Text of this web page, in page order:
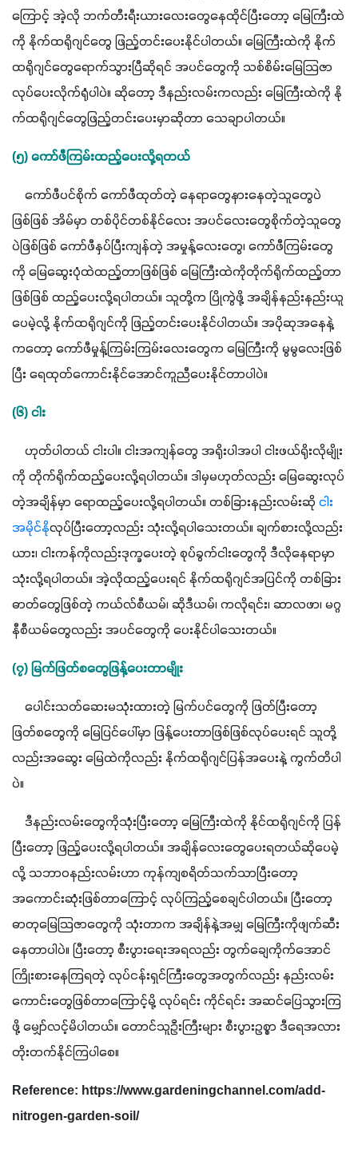
ကြောင့် အဲ့လို ဘက်တီးရီးယားလေးတွေနေထိုင်ပြီးတော့ မြေကြီးထဲ
ကို နိုက်ထရိုဂျင်တွေ ဖြည့်တင်းပေးနိုင်ပါတယ်။ မြေကြီးထဲကို နိုက်
ထရိုဂျင်တွေရောက်သွားပြီဆိုရင် အပင်တွေကို သစ်စိမ်းမြေသြဇာ
လုပ်ပေးလိုက်ရုံပါပဲ။ ဆိုတော့ ဒီနည်းလမ်းကလည်း မြေကြီးထဲကို နို
က်ထရိုဂျင်တွေဖြည့်တင်းပေးမှာဆိုတာ သေချာပါတယ်။
(၅) ကော်ဖီကြမ်းထည့်ပေးလို့ရတယ်
ကော်ဖီပင်စိုက် ကော်ဖီထုတ်တဲ့ နေရာတွေနားနေတဲ့သူတွေပဲ
ဖြစ်ဖြစ် အိမ်မှာ တစ်ပိုင်တစ်နိုင်လေး အပင်လေးတွေစိုက်တဲ့သူတွေ
ပဲဖြစ်ဖြစ် ကော်ဖီနှပ်ပြီးကျန်တဲ့ အမှုန့်လေးတွေ၊ ကော်ဖီကြမ်းတွေ
ကို မြေဆွေးပုံထဲထည့်တာဖြစ်ဖြစ် မြေကြီးထဲကိုတိုက်ရိုက်ထည့်တာ
ဖြစ်ဖြစ် ထည့်ပေးလို့ရပါတယ်။ သူတို့က ပြိုကွဲဖို့ အချိန်နည်းနည်းယူ
ပေမဲ့လို့ နိုက်ထရိုဂျင်ကို ဖြည့်တင်းပေးနိုင်ပါတယ်။ အပိုဆုအနေနဲ့
ကတော့ ကော်ဖီမှုန့်ကြမ်းကြမ်းလေးတွေက မြေကြီးကို မွမွလေးဖြစ်
ပြီး ရေထုတ်ကောင်းနိုင်အောင်ကူညီပေးနိုင်တာပါပဲ။
(၆) ငါး
ဟုတ်ပါတယ် ငါးပါ။ ငါးအကျန်တွေ အရိုးပါအပါ ငါးဖယ်ရိုးလိုမျိုး
ကို တိုက်ရိုက်ထည့်ပေးလို့ရပါတယ်။ ဒါမှမဟုတ်လည်း မြေဆွေးလုပ်
တဲ့အချိန်မှာ ရောထည့်ပေးလို့ရပါတယ်။ တစ်ခြားနည်းလမ်းဆို ငါး
အမိုင်နိုလုပ်ပြီးတော့လည်း သုံးလို့ရပါသေးတယ်။ ချက်စားလို့လည်း
ယား၊ ငါးကန်ကိုလည်းဒုက္ခပေးတဲ့ စုပ်ခွက်ငါးတွေကို ဒီလိုနေရာမှာ
သုံးလို့ရပါတယ်။ အဲ့လိုထည့်ပေးရင် နိုက်ထရိုဂျင်အပြင်ကို တစ်ခြား
ဓာတ်တွေဖြစ်တဲ့ ကယ်လ်စီယမ်၊ ဆိုဒီယမ်၊ ကလိုရင်း၊ ဆာလဖာ၊ မဂ္ဂ
နီစီယမ်တွေလည်း အပင်တွေကို ပေးနိုင်ပါသေးတယ်။
(၇) မြက်ဖြတ်စတွေဖြန့်ပေးတာမျိုး
ပေါင်းသတ်ဆေးမသုံးထားတဲ့ မြက်ပင်တွေကို ဖြတ်ပြီးတော့
ဖြတ်စတွေကို မြေပြင်ပေါ်မှာ ဖြန့်ပေးတာဖြစ်ဖြစ်လုပ်ပေးရင် သူတို့
လည်းအဆွေး မြေထဲကိုလည်း နိုက်ထရိုဂျင်ပြန်အပေးနဲ့ ကွက်တိပါ
ပဲ။
ဒီနည်းလမ်းတွေကိုသုံးပြီးတော့ မြေကြီးထဲကို နိုင်ထရိုဂျင်ကို ပြန်
ပြီးတော့ ဖြည့်ပေးလို့ရပါတယ်။ အချိန်လေးတွေပေးရတယ်ဆိုပေမဲ့
လို့ သဘာဝနည်းလမ်းဟာ ကုန်ကျစရိတ်သက်သာပြီးတော့
အကောင်းဆုံးဖြစ်တာကြောင့် လုပ်ကြည့်စေချင်ပါတယ်။ ပြီးတော့
ဓာတုမြေသြဇာတွေကို သုံးတာက အချိန်နဲ့အမျှ မြေကြီးကိုဖျက်ဆီး
နေတာပါပဲ။ ပြီးတော့ စီးပွားရေးအရလည်း တွက်ချေကိုက်အောင်
ကြိုးစားနေကြရတဲ့ လုပ်ငန်းရှင်ကြီးတွေအတွက်လည်း နည်းလမ်း
ကောင်းတွေဖြစ်တာကြောင့်မို့ လုပ်ရင်း ကိုင်ရင်း အဆင်ပြေသွားကြ
ဖို့ မျှော်လင့်မိပါတယ်။ တောင်သူဦးကြီးများ စီးပွားဥစ္စာ ဒီရေအလား
တိုးတက်နိုင်ကြပါစေ။
Reference: https://www.gardeningchannel.com/add-
nitrogen-garden-soil/